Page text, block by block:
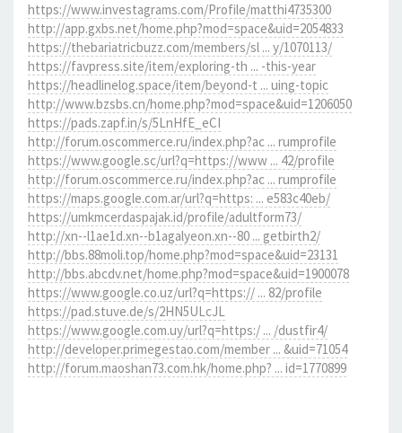
https://www.investagrams.com/Profile/matthi4735300
http://app.gxbs.net/home.php?mod=space&uid=2054833
https://thebariatricbuzz.com/members/sl ... y/1070113/
https://favpress.site/item/exploring-th ... -this-year
https://headlinelog.space/item/beyond-t ... uing-topic
http://www.bzsbs.cn/home.php?mod=space&uid=1206050
https://pads.zapf.in/s/5LnHfE_eCI
http://forum.oscommerce.ru/index.php?ac ... rumprofile
https://www.google.sc/url?q=https://www ... 42/profile
http://forum.oscommerce.ru/index.php?ac ... rumprofile
https://maps.google.com.ar/url?q=https: ... e583c40eb/
https://umkmcerdaspajak.id/profile/adultform73/
http://xn--l1ae1d.xn--b1agalyeon.xn--80 ... getbirth2/
http://bbs.88moli.top/home.php?mod=space&uid=23131
http://bbs.abcdv.net/home.php?mod=space&uid=1900078
https://www.google.co.uz/url?q=https:// ... 82/profile
https://pad.stuve.de/s/2HN5ULcJL
https://www.google.com.uy/url?q=https:/ ... /dustfir4/
http://developer.primegestao.com/member ... &uid=71054
http://forum.maoshan73.com.hk/home.php? ... id=1770899